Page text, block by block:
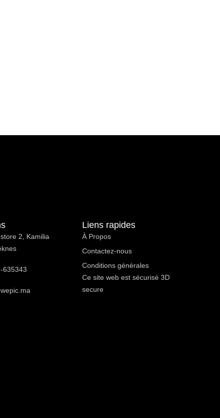
2, Kamilia
635343
Liens rapides
À Propos ​
Contactez-nous
Conditions générales
Ce site web est sécurisé 3D
secure